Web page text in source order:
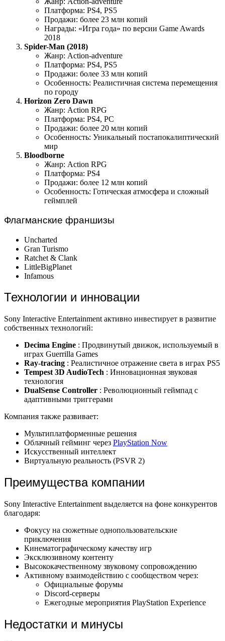
Платформа: PS4, PS5
Продажи: более 23 млн копий
Награды: «Игра года» по версии Game Awards
2018
Spider-Man (2018)
Жанр: Action-adventure
Платформа: PS4, PS5
Продажи: более 33 млн копий
Особенность: Реалистичная система перемещения
по городу
Horizon Zero Dawn
Жанр: Action RPG
Платформа: PS4, PC
Продажи: более 20 млн копий
Особенность: Уникальный постапокалиптический
мир
Bloodborne
Жанр: Action RPG
Платформа: PS4
Продажи: более 12 млн копий
Особенность: Готическая атмосфера и сложный
геймплей
Флагманские франшизы
Uncharted
Gran Turismo
Ratchet & Clank
LittleBigPlanet
Infamous
Технологии и инновации
Sony Interactive Entertainment активно инвестирует в развитие
собственных технологий:
Decima Engine : Продвинутый движок, используемый в
играх Guerrilla Games
Ray-tracing : Реалистичное отражение света в играх PS5
Tempest 3D AudioTech : Инновационная звуковая
технология
DualSense Controller : Революционный геймпад с
адаптивными триггерами
Компания также развивает:
Мультиплатформенные решения
Облачный гейминг через PlayStation Now
Искусственный интеллект
Виртуальную реальность (PSVR 2)
Преимущества компании
Sony Interactive Entertainment выделяется на фоне конкурентов
благодаря:
Фокусу на сюжетные однопользовательские
приключения
Кинематографическому качеству игр
Эксклюзивному контенту
Высококачественному звуковому сопровождению
Активному взаимодействию с сообществом через:
Официальные форумы
Discord-серверы
Ежегодные мероприятия PlayStation Experience
Недостатки и минусы